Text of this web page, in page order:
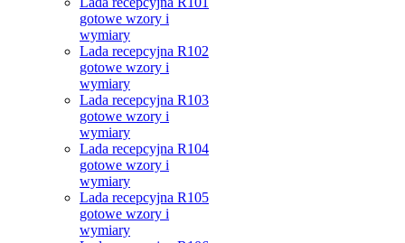
gotowe wzory i
wymiary
Lada recepcyjna R102
gotowe wzory i
wymiary
Lada recepcyjna R103
gotowe wzory i
wymiary
Lada recepcyjna R104
gotowe wzory i
wymiary
Lada recepcyjna R105
gotowe wzory i
wymiary